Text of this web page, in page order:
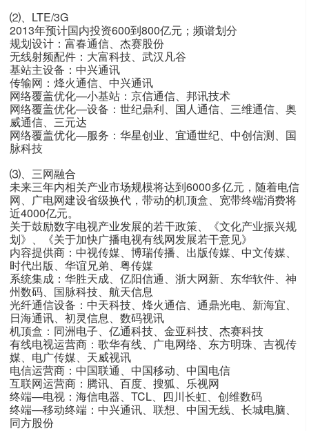
⑵、LTE/3G
2013年预计国内投资600到800亿元；频谱划分
规划设计：富春通信、杰赛股份
无线射频配件：大富科技、武汉凡谷
基站主设备：中兴通讯
传输网：烽火通信、中兴通讯
网络覆盖优化—小基站：京信通信、邦讯技术
网络覆盖优化—设备：世纪鼎利、国人通信、三维通信、奥
威通信、三元达
网络覆盖优化—服务：华星创业、宜通世纪、中创信测、国
脉科技
⑶、三网融合
未来三年内相关产业市场规模将达到6000多亿元，随着电信
网、广电网建设省级换代，带动的机顶盒、宽带终端消费将
近4000亿元。
关于鼓励数字电视产业发展的若干政策、《文化产业振兴规
划》、《关于加快广播电视有线网发展若干意见》
内容提供商：中视传媒、博瑞传播、出版传媒、中文传媒、
时代出版、华谊兄弟、粤传媒
系统集成：华胜天成、亿阳信通、浙大网新、东华软件、神
州数码、国脉科技、航天信息
光纤通信设备：中天科技、烽火通信、通鼎光电、新海宜、
日海通讯、初灵信息、数码视讯
机顶盒：同洲电子、亿通科技、金亚科技、杰赛科技
有线电视运营商：歌华有线、广电网络、东方明珠、吉视传
媒、电广传媒、天威视讯
电信运营商：中国联通、中国移动、中国电信
互联网运营商：腾讯、百度、搜狐、乐视网
终端—电视：海信电器、TCL、四川长虹、创维数码
终端—移动终端：中兴通讯、联想、中国无线、长城电脑、
同方股份